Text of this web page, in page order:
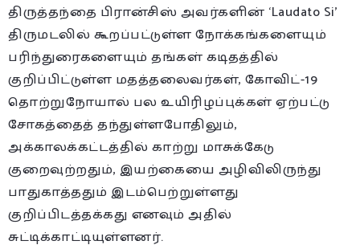
திருத்தந்தை பிரான்சிஸ் அவர்களின் ‘Laudato Si’
திருமடலில் கூறப்பட்டுள்ள நோக்கங்களையும்
பரிந்துரைகளையும் தங்கள் கடிதத்தில்
குறிப்பிட்டுள்ள மதத்தலைவர்கள், கோவிட்-19
தொற்றுநோயால் பல உயிரிழப்புக்கள் ஏற்பட்டு
சோகத்தைத் தந்துள்ளபோதிலும்,
அக்காலக்கட்டத்தில் காற்று மாசுக்கேடு
குறைவுற்றதும், இயற்கையை அழிவிலிருந்து
பாதுகாத்ததும் இடம்பெற்றுள்ளது
குறிப்பிடத்தக்கது எனவும் அதில்
சுட்டிக்காட்டியுள்ளனர்.